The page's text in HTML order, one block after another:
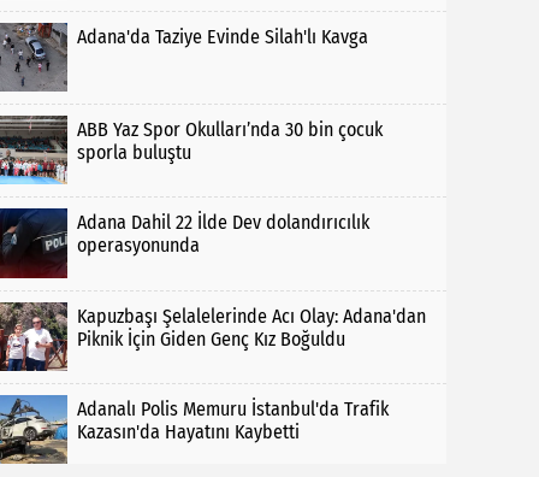
Adana'da Taziye Evinde Silah'lı Kavga
ABB Yaz Spor Okulları’nda 30 bin çocuk
sporla buluştu
Adana Dahil 22 İlde Dev dolandırıcılık
operasyonunda
Kapuzbaşı Şelalelerinde Acı Olay: Adana'dan
Piknik İçin Giden Genç Kız Boğuldu
Adanalı Polis Memuru İstanbul'da Trafik
Kazasın'da Hayatını Kaybetti